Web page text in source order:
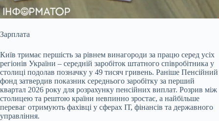
Зарплата
Київ тримає першість за рівнем винагороди за працю серед усіх
регіонів України – середній заробіток штатного співробітника у
столиці подолав позначку у 49 тисяч гривень. Раніше Пенсійний
фонд затвердив показник середнього заробітку за перший
квартал 2026 року для розрахунку пенсійних виплат. Розрив між
столицею та рештою країни невпинно зростає, а найбільше
переваг отримують фахівці у сферах ІТ, фінансів та державного
управління.